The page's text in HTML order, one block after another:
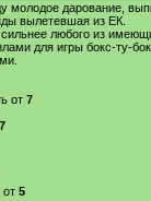
молодое дарование,
вылетевшая из ЕК.
любого из
для игры бокс-ту-
от 7
7
от 5